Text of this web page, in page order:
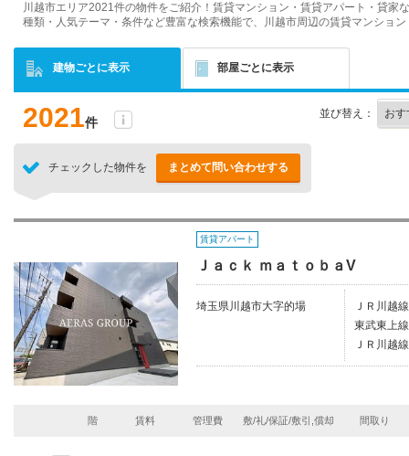
川越市エリア2021件の物件をご紹介！賃貸マンション・賃貸アパート・貸
種類・人気テーマ・条件など豊富な検索機能で、川越市周辺の賃貸マンショ
建物ごとに表示 部屋ごとに表示
2021件
並び替え：
チェックした物件を まとめて問い合わせする
賃貸アパート
Ｊａｃｋ ｍａｔｏｂａV
埼玉県川越市大字的場
ＪＲ川越
東武東上
ＪＲ川越
階 賃料 管理費 敷/礼/保証/敷引,償却 間取り